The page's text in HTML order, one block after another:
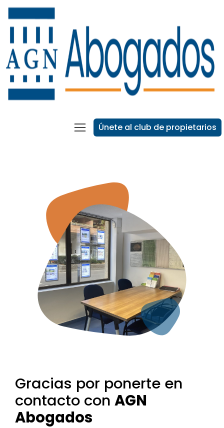
Únete al club de propietarios
Gracias por ponerte en
contacto con AGN
Abogados